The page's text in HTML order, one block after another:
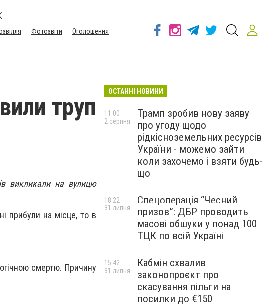
Фотозвіти
Оголошення
труп
викликали на вулицю
прибули на місце, то в
смертю. Причину
ОСТАННІ НОВИНИ
Трамп зробив нову заяву
про угоду щодо
рідкісноземельних ресурсів
України - можемо зайти
коли захочемо і взяти будь-
що
11:00
2 серпня
Спецоперація “Чесний
призов”: ДБР проводить
масові обшуки у понад 100
ТЦК по всій Україні
18:22
31 липня
Кабмін схвалив
законопроєкт про
скасування пільги на
посилки до €150
15:42
31 липня